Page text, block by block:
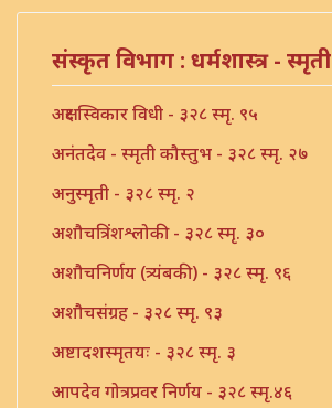
संस्कृत विभाग : धर्मशास्त्र - स्मृती
अक्षर स्विकार विधी - ३२८ स्मृ. ९५
अनंतदेव - स्मृती कौस्तुभ - ३२८ स्मृ. २७
अनुस्मृती - ३२८ स्मृ. २
अशौचत्रिंशश्लोकी - ३२८ स्मृ. ३०
अशौचनिर्णय (त्र्यंबकी) - ३२८ स्मृ. ९६
अशौचसंग्रह - ३२८ स्मृ. ९३
अष्टादशस्मृतयः - ३२८ स्मृ. ३
आपदेव गोत्रप्रवर निर्णय - ३२८ स्मृ.४६